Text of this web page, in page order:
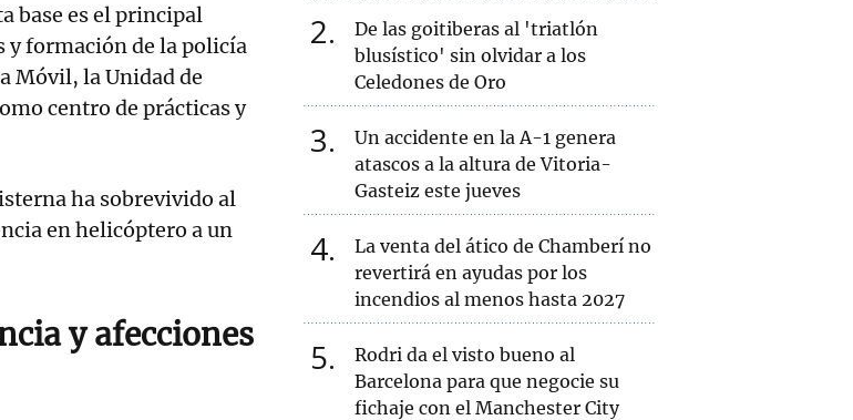
base es el principal
y formación de la policía
Móvil, la Unidad de
centro de prácticas y
ha sobrevivido al
en helicóptero a un
y afecciones
2
De las goitiberas al 'triatlón
blusístico' sin olvidar a los
Celedones de Oro
3
Un accidente en la A-1 genera
atascos a la altura de Vitoria-
Gasteiz este jueves
4
La venta del ático de Chamberí no
revertirá en ayudas por los
incendios al menos hasta 2027
5
Rodri da el visto bueno al
Barcelona para que negocie su
fichaje con el Manchester City